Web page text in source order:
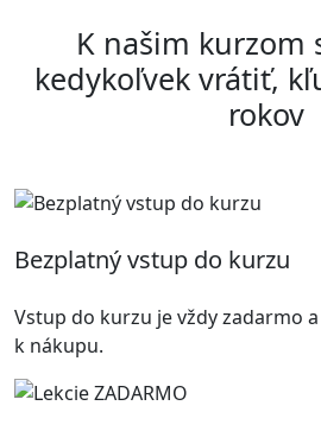
K našim kurzom
kedykoľvek vrátiť,
rokov
Bezplatný vstup do kurzu
Vstup do kurzu je vždy zadarmo
k nákupu.